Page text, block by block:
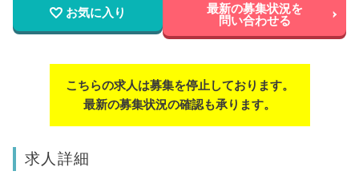
お気に入り 最新の募集状況を
問い合わせる
こちらの求人は募集を停止しております。
最新の募集状況の確認も承ります。
求人詳細